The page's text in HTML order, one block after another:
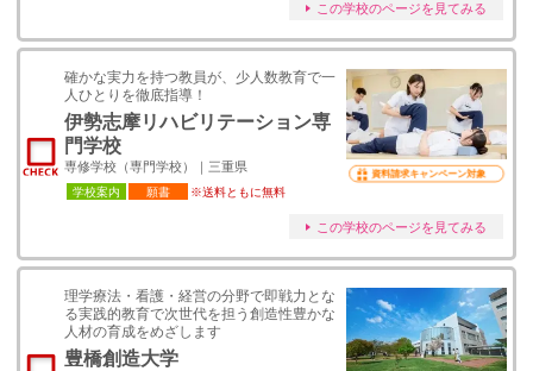
この学校のページを見てみる
確かな実力を持つ教員が、少人数教育で一
人ひとりを徹底指導！
伊勢志摩リハビリテーション専
門学校
専修学校（専門学校）｜三重県
学校案内 願書 ※送料ともに無料
資料請求キャンペーン対象
この学校のページを見てみる
理学療法・看護・経営の分野で即戦力とな
る実践的教育で次世代を担う創造性豊かな
人材の育成をめざします
豊橋創造大学